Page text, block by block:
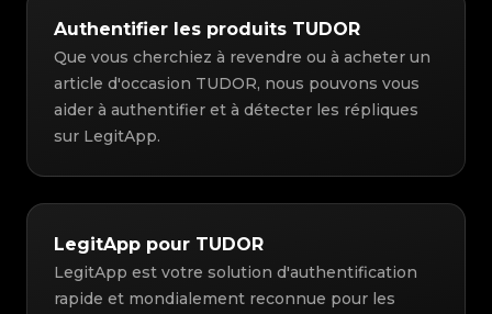
Authentifier les produits TUDOR
Que vous cherchiez à revendre ou à acheter un
article d'occasion TUDOR, nous pouvons vous
aider à authentifier et à détecter les répliques
sur LegitApp.
LegitApp pour TUDOR
LegitApp est votre solution d'authentification
rapide et mondialement reconnue pour les